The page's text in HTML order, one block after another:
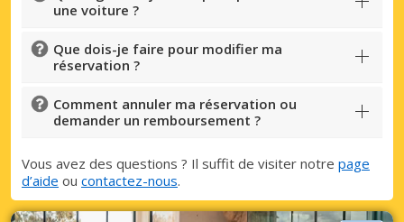
une voiture ?
Que dois-je faire pour modifier ma
réservation ?
Comment annuler ma réservation ou
demander un remboursement ?
Vous avez des questions ? Il suffit de visiter notre page
d’aide ou contactez-nous.